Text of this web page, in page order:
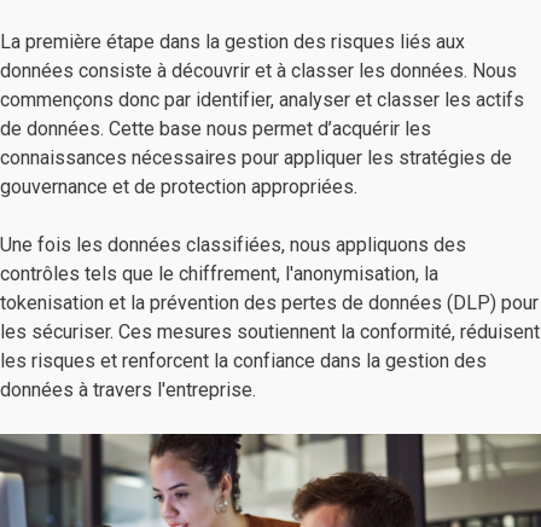
La première étape dans la gestion des risques liés aux
données consiste à découvrir et à classer les données. Nous
commençons donc par identifier, analyser et classer les actifs
de données. Cette base nous permet d’acquérir les
connaissances nécessaires pour appliquer les stratégies de
gouvernance et de protection appropriées.
Une fois les données classifiées, nous appliquons des
contrôles tels que le chiffrement, l'anonymisation, la
tokenisation et la prévention des pertes de données (DLP) pour
les sécuriser. Ces mesures soutiennent la conformité, réduisent
les risques et renforcent la confiance dans la gestion des
données à travers l'entreprise.